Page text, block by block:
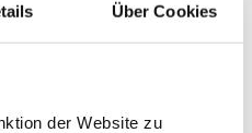
Über Cookies
der Website zu